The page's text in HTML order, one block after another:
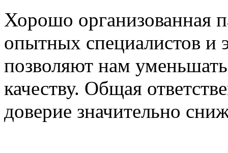
Хорошо организованная
опытных специалистов и
позволяют нам
качеству. Общая
доверие значительно